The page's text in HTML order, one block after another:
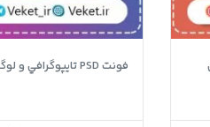
فونت PSD تايپوگرافي و لوگوتايپ مهین